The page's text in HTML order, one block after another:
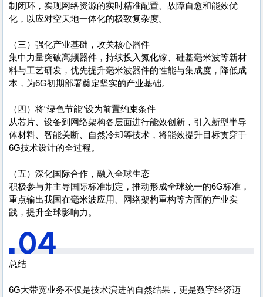
制闭环，实现网络资源的实时精准配置、故障自愈和能效优
化，以应对空天地一体化的极致复杂度。
（三）强化产业基础，攻关核心器件
集中力量突破高频器件，持续投入氮化镓、硅基毫米波等新材
料与工艺研发，优先提升毫米波器件的性能与集成度，降低成
本，为6G初期部署奠定坚实的产业基础。
（四）将“绿色节能”设为前置约束条件
从芯片、设备到网络架构各层面进行能效创新，引入新型半导
体材料、智能关断、自然冷却等技术，将能效提升目标贯穿于
6G技术设计的全过程。
（五）深化国际合作，融入全球生态
积极参与并主导国际标准制定，推动形成全球统一的6G标准，
重点输出我国在毫米波应用、网络架构重构等方面的产业实
践，提升全球影响力。
总结
6G大带宽业务不仅是技术演进的自然结果，更是数字经济迈